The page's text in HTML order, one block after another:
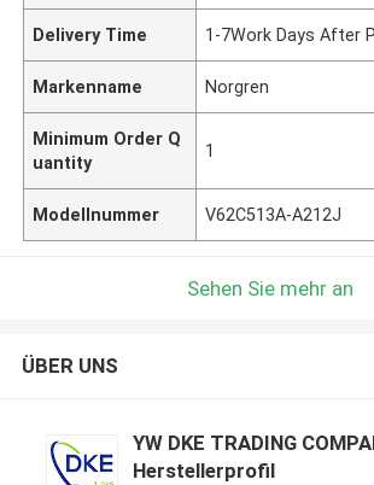
Delivery Time 1-7Work Days After
Markenname Norgren
Minimum Order Q
uantity
1
Modellnummer V62C513A-A212J
Sehen Sie mehr an
ÜBER UNS
YW DKE TRADING
Herstellerprofil